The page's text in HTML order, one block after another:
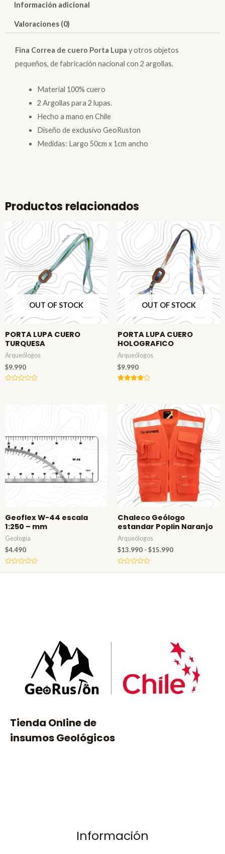
Información adicional
Valoraciones (0)
Fina Correa de cuero Porta Lupa y otros objetos
pequeños, de fabricación nacional con 2 argollas.
Material 100% cuero
2 Argollas para 2 lupas.
Hecho a mano en Chile
Diseño de exclusivo GeoRuston
Medidas: Largo 50cm x 1cm ancho
Productos relacionados
OUT OF STOCK
PORTA LUPA CUERO
TURQUESA
Arqueólogos
$9.990
OUT OF STOCK
PORTA LUPA CUERO
HOLOGRAFICO
Arqueólogos
$9.990
de 5
Geoflex W-44 escala
1:250 – mm
Geología
$4.490
Chaleco Geólogo
estandar Poplin Naranjo
Arqueólogos
$13.990 - $15.990
Rango
de
precios:
desde
$13.990
hasta
$15.990
Tienda Online de
insumos Geológicos
Información